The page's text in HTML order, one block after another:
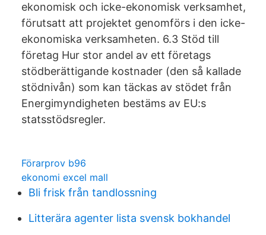
ekonomisk och icke-ekonomisk verksamhet,
förutsatt att projektet genomförs i den icke-
ekonomiska verksamheten. 6.3 Stöd till
företag Hur stor andel av ett företags
stödberättigande kostnader (den så kallade
stödnivån) som kan täckas av stödet från
Energimyndigheten bestäms av EU:s
statsstödsregler.
Förarprov b96
ekonomi excel mall
Bli frisk från tandlossning
Litterära agenter lista svensk bokhandel